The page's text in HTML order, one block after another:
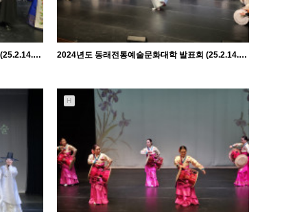
2024년도 동래전통예술문화대학 발표회 (25.2.14. 금) - 살풀이춤반 2024년도 동래전통예술문화대학 발표회 (25.2.14. 금) - 춤·민요장단반
H